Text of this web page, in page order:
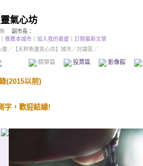
氣心坊
副市長：
推薦本城市 加入我的最愛
訂閱最新文章
靈 ／ 【天秤魚靈氣心坊】城市／討論區／
精華區 投票區 影像館
(2015以前)
字，歡迎結緣!